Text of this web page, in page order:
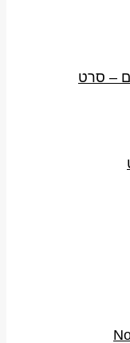
– סרט